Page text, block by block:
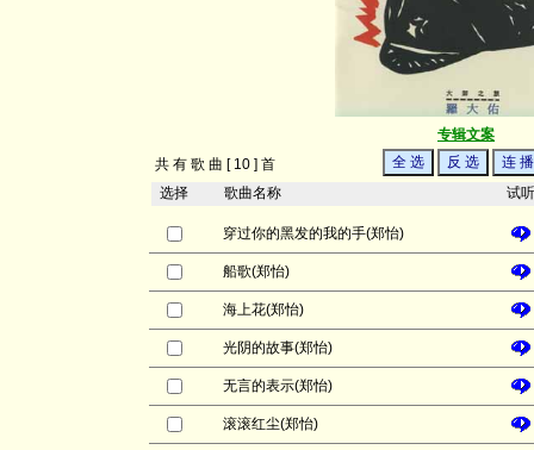
专辑文案
共 有 歌 曲 [ 10 ] 首
选择
歌曲名称 试听
穿过你的黑发的我的手(郑怡)
船歌(郑怡)
海上花(郑怡)
光阴的故事(郑怡)
无言的表示(郑怡)
滚滚红尘(郑怡)